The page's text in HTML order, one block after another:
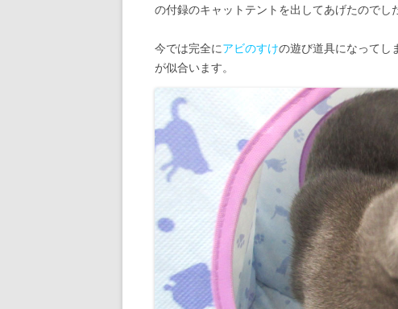
の付録のキャットテントを出してあげたのでし
今では完全にアビのすけの遊び道具になってし
が似合います。